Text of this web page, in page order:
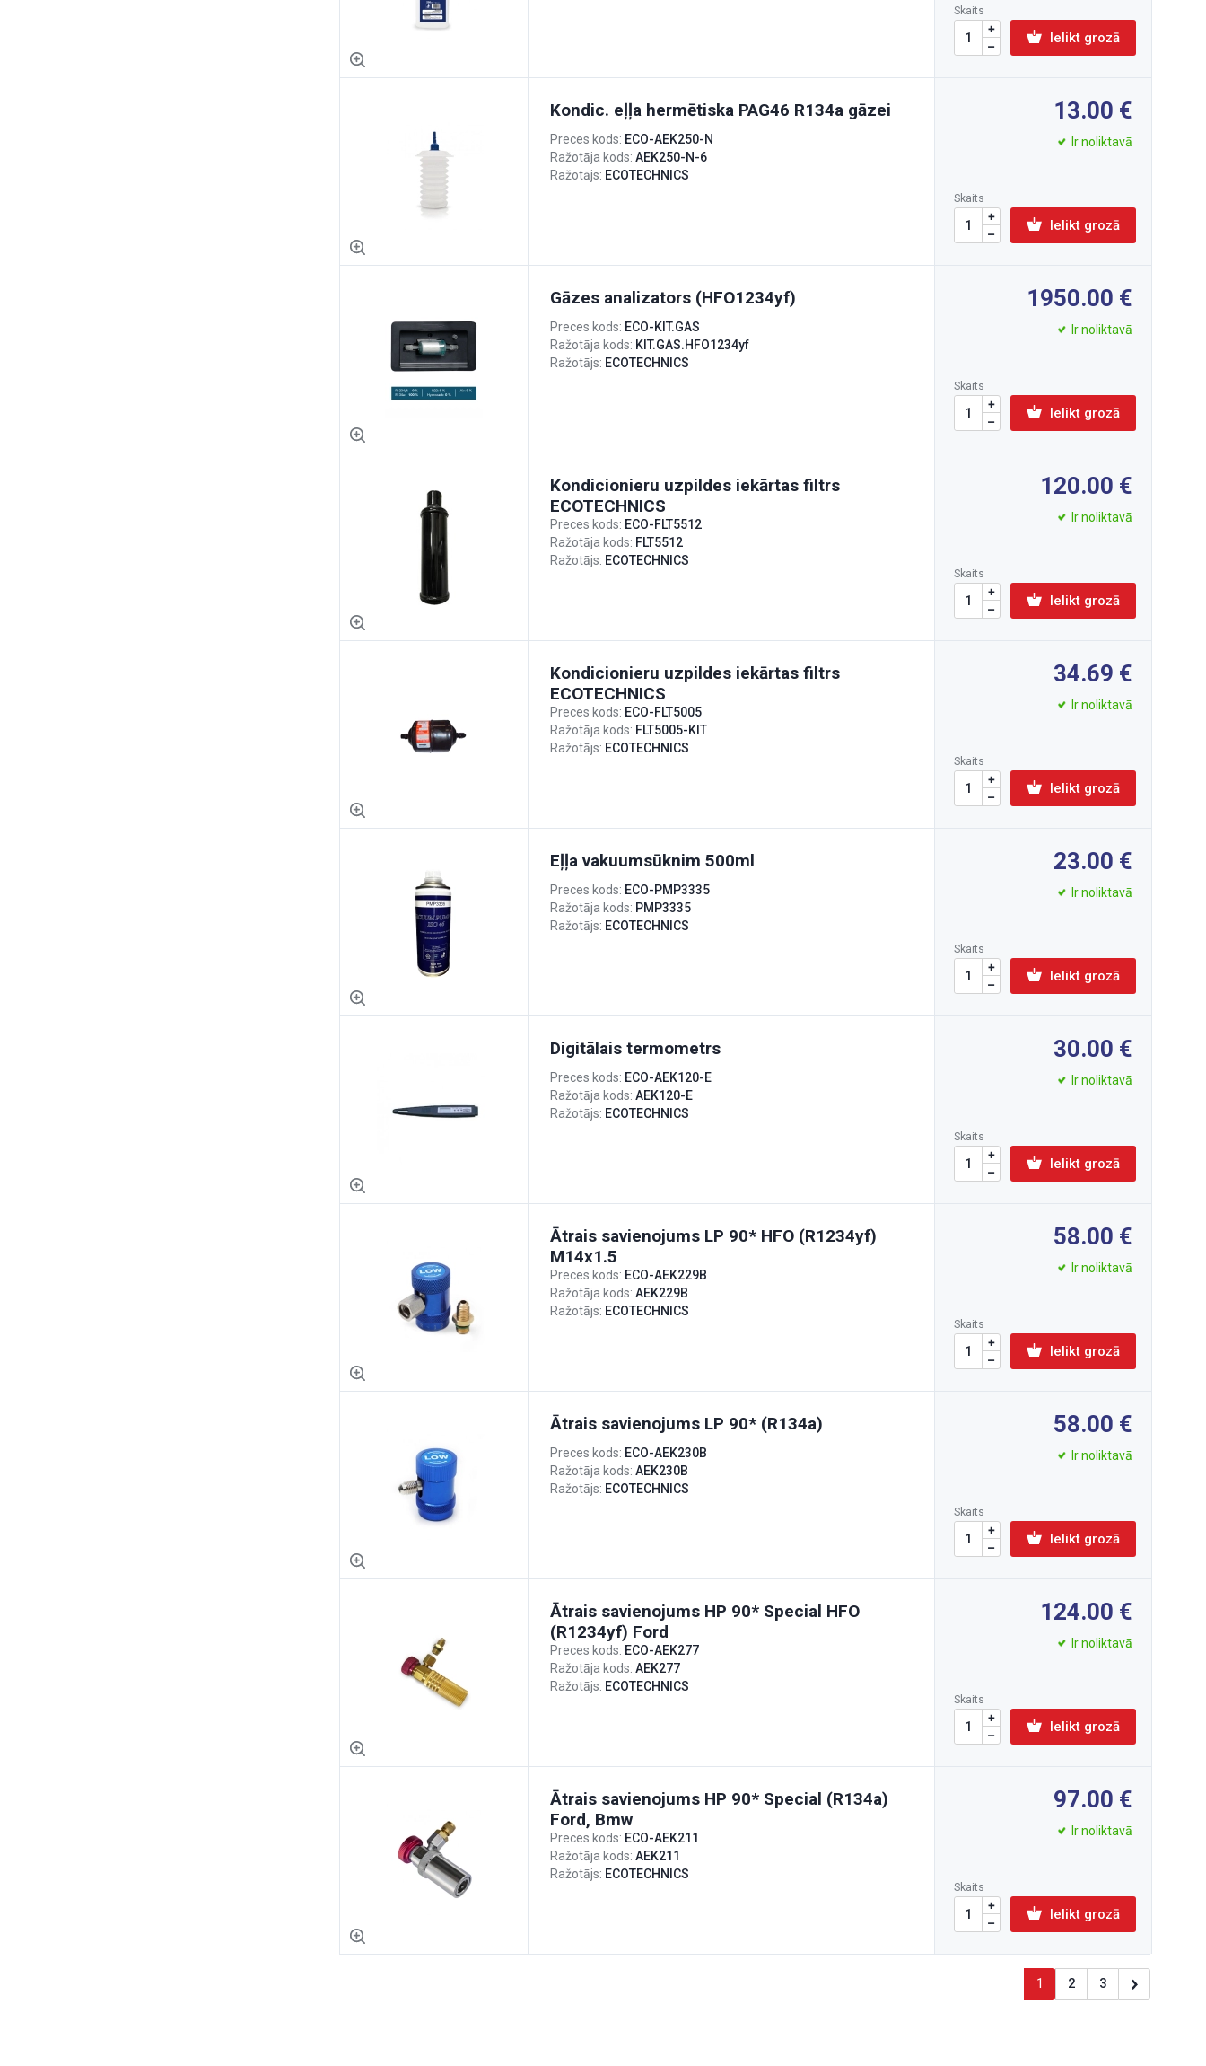
Skaits
Ielikt grozā
Kondic. eļļa hermētiska PAG46 R134a gāzei
Preces kods: ECO-AEK250-N
Ražotāja kods: AEK250-N-6
Ražotājs: ECOTECHNICS
13.00
Ir noliktavā
Skaits
Ielikt grozā
Gāzes analizators (HFO1234yf)
Preces kods: ECO-KIT.GAS
Ražotāja kods: KIT.GAS.HFO1234yf
Ražotājs: ECOTECHNICS
1950.00
Ir noliktavā
Skaits
Ielikt grozā
Kondicionieru uzpildes iekārtas filtrs
ECOTECHNICS
Preces kods: ECO-FLT5512
Ražotāja kods: FLT5512
Ražotājs: ECOTECHNICS
120.00
Ir noliktavā
Skaits
Ielikt grozā
Kondicionieru uzpildes iekārtas filtrs
ECOTECHNICS
Preces kods: ECO-FLT5005
Ražotāja kods: FLT5005-KIT
Ražotājs: ECOTECHNICS
34.69
Ir noliktavā
Skaits
Ielikt grozā
Eļļa vakuumsūknim 500ml
Preces kods: ECO-PMP3335
Ražotāja kods: PMP3335
Ražotājs: ECOTECHNICS
23.00
Ir noliktavā
Skaits
Ielikt grozā
Digitālais termometrs
Preces kods: ECO-AEK120-E
Ražotāja kods: AEK120-E
Ražotājs: ECOTECHNICS
30.00
Ir noliktavā
Skaits
Ielikt grozā
Ātrais savienojums LP 90* HFO (R1234yf)
M14x1.5
Preces kods: ECO-AEK229B
Ražotāja kods: AEK229B
Ražotājs: ECOTECHNICS
58.00
Ir noliktavā
Skaits
Ielikt grozā
Ātrais savienojums LP 90* (R134a)
Preces kods: ECO-AEK230B
Ražotāja kods: AEK230B
Ražotājs: ECOTECHNICS
58.00
Ir noliktavā
Skaits
Ielikt grozā
Ātrais savienojums HP 90* Special HFO
(R1234yf) Ford
Preces kods: ECO-AEK277
Ražotāja kods: AEK277
Ražotājs: ECOTECHNICS
124.00
Ir noliktavā
Skaits
Ielikt grozā
Ātrais savienojums HP 90* Special (R134a)
Ford, Bmw
Preces kods: ECO-AEK211
Ražotāja kods: AEK211
Ražotājs: ECOTECHNICS
97.00
Ir noliktavā
Skaits
Ielikt grozā
1 2 3